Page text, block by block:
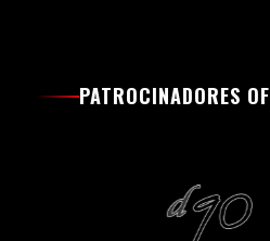
PATROCINADORES